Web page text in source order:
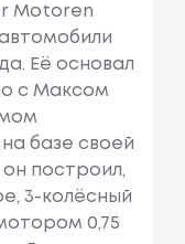
Motoren
Её основал
с Максом
базе своей
он построил,
3-колёсный
0,75